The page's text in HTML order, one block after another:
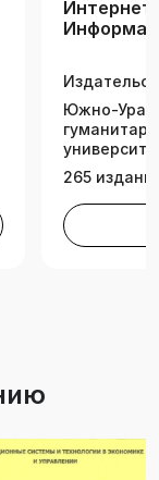
Южно-
265